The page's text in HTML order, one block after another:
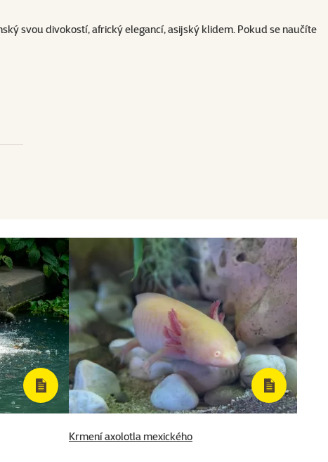
svou divokostí, africký elegancí, asijský klidem. Pokud se naučíte
Krmení axolotla mexického